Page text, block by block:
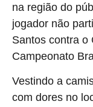
na região do
jogador não
Santos contra o
Campeonato
Vestindo a
com dores no